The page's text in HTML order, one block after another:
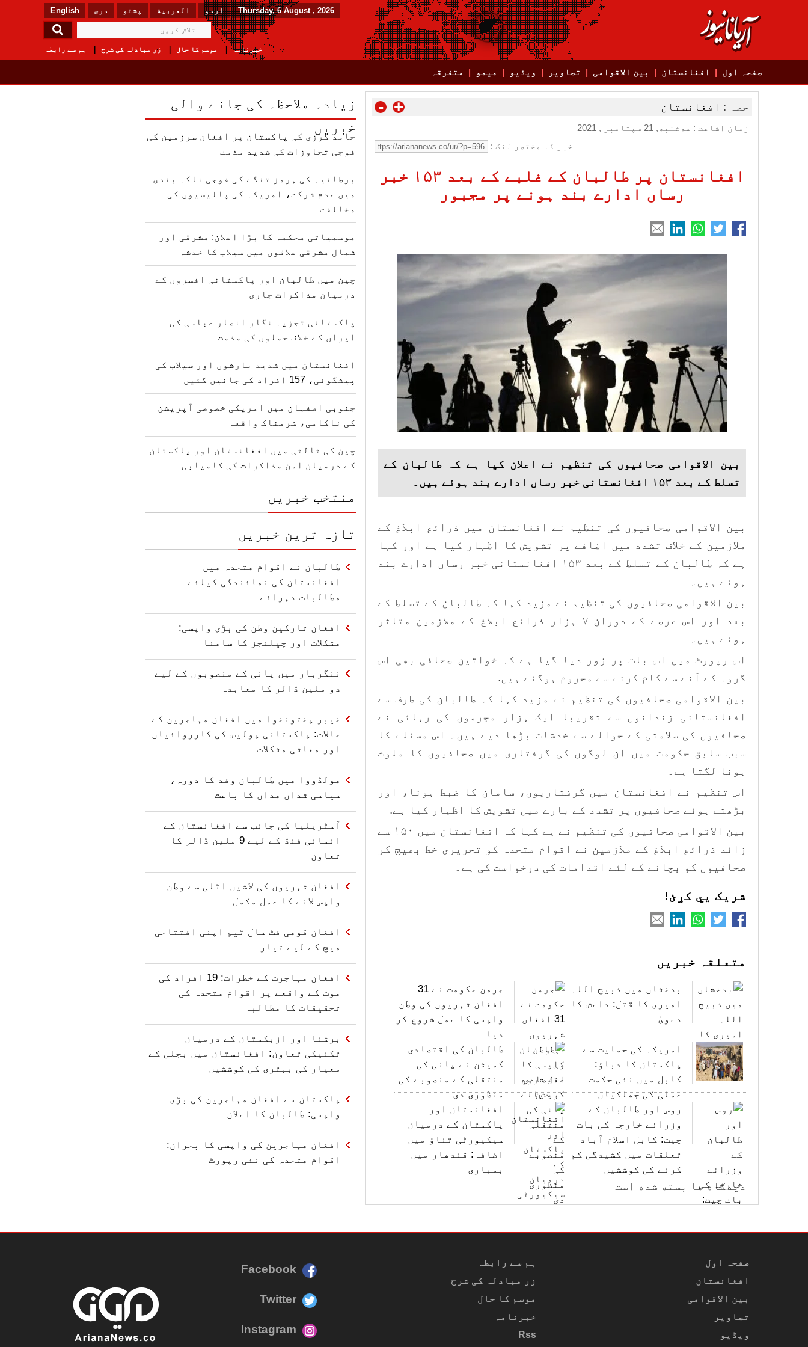
English دری پشتو العربیة اردو Thursday, 6 August , 2026
ہم سے رابطہ زر مبادلہ کی شرح موسم کا حال خبرنامہ
صفحہ اول افغانستان بین الاقوامی تصاویر ویڈیو میمو متفرقہ
حصہ : افغانستان - +
زمان اشاعت : سه‌شنبه, 21 سپتامبر , 2021
خبر کا مختصر لنک :
افغانستان پر طالبان کے غلبے کے بعد ۱۵۳ خبر
رساں ادارے بند ہونے پر مجبور
بین الاقوامی صحافیوں کی تنظیم نے اعلان کیا ہے کہ طالبان کے
تسلط کے بعد ۱۵۳ افغانستانی خبر رساں ادارے بند ہوئے ہیں۔
بین الاقوامی صحافیوں کی تنظیم نے افغانستان میں ذرائع ابلاغ کے
ملازمین کے خلاف تشدد میں اضافے پر تشویش کا اظہار کیا ہے اور کہا
ہے کہ طالبان کے تسلط کے بعد ۱۵۳ افغانستانی خبر رساں ادارے بند
ہوئے ہیں۔
بین الاقوامی صحافیوں کی تنظیم نے مزید کہا کہ طالبان کے تسلط کے
بعد اور اس عرصے کے دوران ۷ ہزار ذرائع ابلاغ کے ملازمین متاثر
ہوئے ہیں۔
اس رپورٹ میں اس بات پر زور دیا گیا ہے کہ خواتین صحافی بھی اس
گروہ کے آنے سے کام کرنے سے محروم ہوگئے ہیں.
بین الاقوامی صحافیوں کی تنظیم نے مزید کہا کہ طالبان کی طرف سے
افغانستانی زندانوں سے تقریبا ایک ہزار مجرموں کی رہائی نے
صحافیوں کی سلامتی کے حوالے سے خدشات بڑھا دیے ہیں۔ اس مسئلے کا
سبب سابق حکومت میں ان لوگوں کی گرفتاری میں صحافیوں کا ملوث
ہونا لگتا ہے۔
اس تنظیم نے افغانستان میں گرفتاریوں، سامان کا ضبط ہونا، اور
بڑھتے ہوئے صحافیوں پر تشدد کے بارے میں تشویش کا اظہار کیا ہے.
بین الاقوامی صحافیوں کی تنظیم نے ہے کہا کہ افغانستان میں ۱۵۰ سے
زائد ذرائع ابلاغ کے ملازمین نے اقوام متحدہ کو تحریری خط بھیج کر
صحافیوں کو بچانے کے لئے اقدامات کی درخواست کی ہے۔
شریک یي کړئ!
متعلقہ خبریں
بدخشاں میں ذبیح اللہ
امیری کا قتل: داعش کا
دعویٰ
جرمن حکومت نے 31
افغان شہریوں کی وطن
واپسی کا عمل شروع کر
دیا
امریکہ کی حمایت سے
پاکستان کا دباؤ:
کابل میں نئی حکمت
عملی کی جھلکیاں
طالبان کی اقتصادی
کمیشن نے پانی کی
منتقلی کے منصوبے کی
منظوری دی
روس اور طالبان کے
وزرائے خارجہ کی بات
چیت: کابل اسلام آباد
تعلقات میں کشیدگی کم
کرنے کی کوششیں
افغانستان اور
پاکستان کے درمیان
سیکیورٹی تناؤ میں
اضافہ: قندھار میں
بمباری
دیدگاه ها بسته شده است
زیادہ ملاحظہ کی جانے والی
خبریں
حامد کرزی کی پاکستان پر افغان سرزمین کی
فوجی تجاوزات کی شدید مذمت
برطانیہ کی ہرمز تنگے کی فوجی ناکہ بندی
میں عدم شرکت، امریکہ کی پالیسیوں کی
مخالفت
موسمیاتی محکمہ کا بڑا اعلان: مشرقی اور
شمال مشرقی علاقوں میں سیلاب کا خدشہ
چین میں طالبان اور پاکستانی افسروں کے
درمیان مذاکرات جاری
پاکستانی تجزیہ نگار انصار عباسی کی
ایران کے خلاف حملوں کی مذمت
افغانستان میں شدید بارشوں اور سیلاب کی
پیشگوئی، 157 افراد کی جانیں گئیں
جنوبی اصفہان میں امریکی خصوصی آپریشن
کی ناکامی، شرمناک واقعہ
چین کی ثالثی میں افغانستان اور پاکستان
کے درمیان امن مذاکرات کی کامیابی
منتخب خبریں
تازہ ترین خبریں
طالبان نے اقوام متحدہ میں
افغانستان کی نمائندگی کیلئے
مطالبات دہرائے
افغان تارکین وطن کی بڑی واپسی:
مشکلات اور چیلنجز کا سامنا
ننگرہار میں پانی کے منصوبوں کے لیے
دو ملین ڈالر کا معاہدہ
خیبر پختونخوا میں افغان مہاجرین کے
حالات: پاکستانی پولیس کی کارروائیاں
اور معاشی مشکلات
مولڈووا میں طالبان وفد کا دورہ،
سیاسی شداں مداں کا باعث
آسٹریلیا کی جانب سے افغانستان کے
انسانی فنڈ کے لیے 9 ملین ڈالر کا
تعاون
افغان شہریوں کی لاشیں اٹلی سے وطن
واپس لانے کا عمل مکمل
افغان قومی فٹ سال ٹیم اپنی افتتاحی
میچ کے لیے تیار
افغان مہاجرت کے خطرات: 19 افراد کی
موت کے واقعے پر اقوام متحدہ کی
تحقیقات کا مطالبہ
برشنا اور ازبکستان کے درمیان
تکنیکی تعاون: افغانستان میں بجلی کے
معیار کی بہتری کی کوششیں
پاکستان سے افغان مہاجرین کی بڑی
واپسی: طالبان کا اعلان
افغان مہاجرین کی واپسی کا بحران:
اقوام متحدہ کی نئی رپورٹ
Facebook
Twitter
Instagram
ہم سے رابطہ
زر مبادلہ کی شرح
موسم کا حال
خبرنامہ
Rss
صفحہ اول
افغانستان
بین الاقوامی
تصاویر
ویڈیو